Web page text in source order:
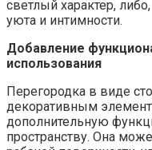
светлый характер,
уюта и интимности.
Добавление
использования
Перегородка в виде
декоративным
дополнительную
пространству. Она